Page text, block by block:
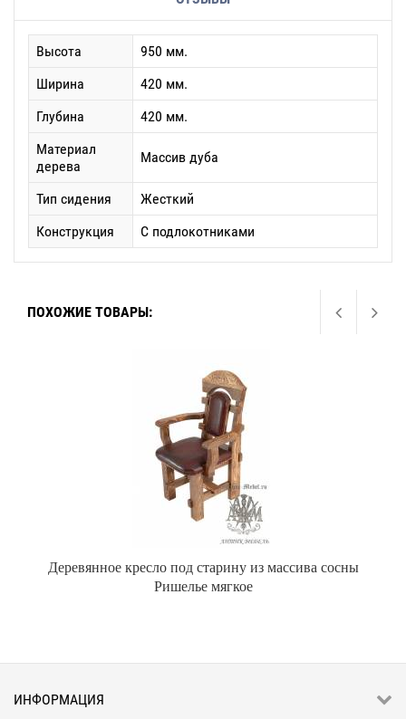
Высота
950 мм.
Ширина
420 мм.
Глубина
420 мм.
Материал
дерева
Массив дуба
Тип сидения
Жесткий
Конструкция
С подлокотниками
ПОХОЖИЕ ТОВАРЫ:
Деревянное кресло под старину из массива сосны
Ришелье мягкое
ИНФОРМАЦИЯ